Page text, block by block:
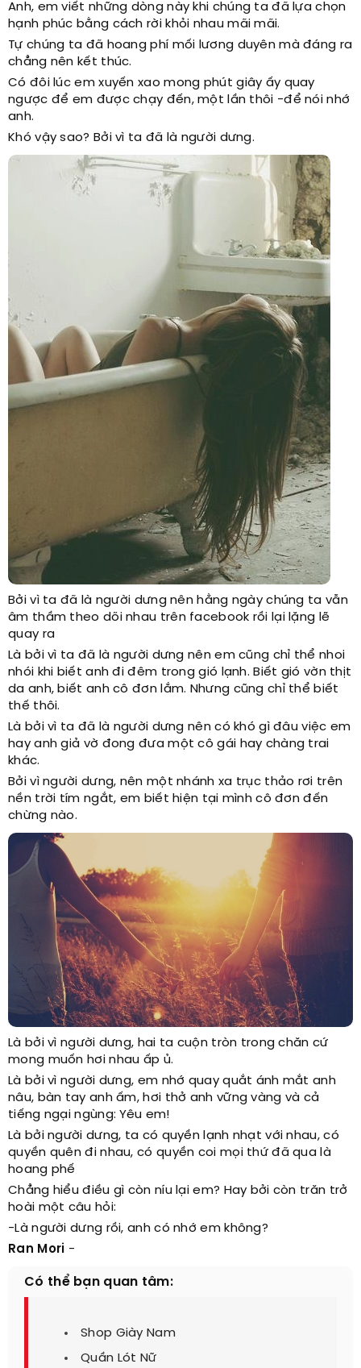
Anh, em viết những dòng này khi chúng ta đã lựa chọn
hạnh phúc bằng cách rời khỏi nhau mãi mãi.
Tự chúng ta đã hoang phí mối lương duyên mà đáng ra
chẳng nên kết thúc.
Có đôi lúc em xuyến xao mong phút giây ấy quay
ngược để em được chạy đến, một lần thôi -để nói nhớ
anh.
Khó vậy sao? Bởi vì ta đã là người dưng.
Bởi vì ta đã là người dưng nên hằng ngày chúng ta vẫn
âm thầm theo dõi nhau trên facebook rồi lại lặng lẽ
quay ra
Là bởi vì ta đã là người dưng nên em cũng chỉ thể nhoi
nhói khi biết anh đi đêm trong gió lạnh. Biết gió vờn thịt
da anh, biết anh cô đơn lắm. Nhưng cũng chỉ thể biết
thế thôi.
Là bởi vì ta đã là người dưng nên có khó gì đâu việc em
hay anh giả vờ đong đưa một cô gái hay chàng trai
khác.
Bởi vì người dưng, nên một nhánh xa trục thảo rơi trên
nền trời tím ngắt, em biết hiện tại mình cô đơn đến
chừng nào.
Là bởi vì người dưng, hai ta cuộn tròn trong chăn cứ
mong muốn hơi nhau ấp ủ.
Là bởi vì người dưng, em nhớ quay quắt ánh mắt anh
nâu, bàn tay anh ấm, hơi thở anh vững vàng và cả
tiếng ngại ngùng: Yêu em!
Là bởi người dưng, ta có quyền lạnh nhạt với nhau, có
quyền quên đi nhau, có quyền coi mọi thứ đã qua là
hoang phế
Chẳng hiểu điều gì còn níu lại em? Hay bởi còn trăn trở
hoài một câu hỏi:
-Là người dưng rồi, anh có nhớ em không?
Ran Mori -
Có thể bạn quan tâm:
Shop Giày Nam
Quần Lót Nữ